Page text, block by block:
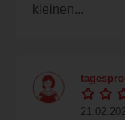
kleinen...